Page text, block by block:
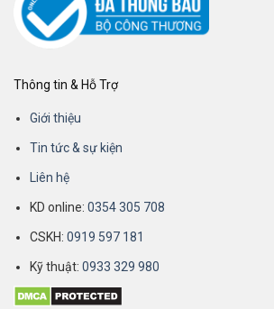
Thông tin & Hỗ Trợ
Giới thiệu
Tin tức & sự kiện
Liên hệ
KD online:0354 305 708
CSKH: 0919 597 181
Kỹ thuật:0933 329 980